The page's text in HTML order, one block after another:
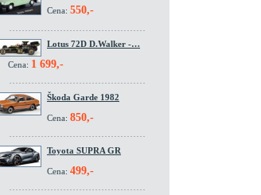
Cena: 550,-
Lotus 72D D.Walker -…
Cena: 1 699,-
Škoda Garde 1982
Cena: 850,-
Toyota SUPRA GR
Cena: 499,-